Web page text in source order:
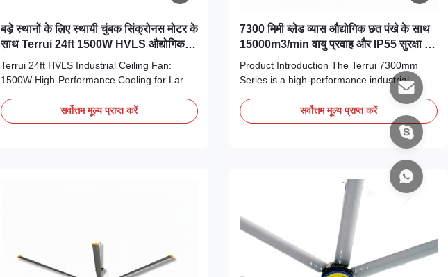
बड़े स्थानों के लिए स्थायी चुंबक सिंक्रोनस मोटर के
साथ Terrui 24ft 1500W HVLS औद्योगिक
छत पंखे
Terrui 24ft HVLS Industrial Ceiling Fan:
1500W High-Performance Cooling for Large
HVLS (High Volume, Low Speed) industrial
ceiling fan delivers definitive climate control
सर्वोत्तम मूल्य प्राप्त करें
7300 मिमी ब्लेड व्यास औद्योगिक छत पंखे के साथ
15000m3/min वायु प्रवाह और IP55 सुरक्षा के
लिए बड़ी सुविधाओं
Product Introduction The Terrui 7300mm
Series is a high-performance industrial
ceiling fan engineered to solve the most
difficult ventilation challenges in massive
spaces. Utilizing a specialized gearless outer
rotor motor, this industrial ceiling fan covers
सर्वोत्तम मूल्य प्राप्त करें